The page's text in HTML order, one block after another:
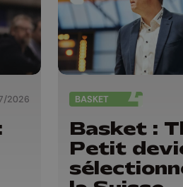
2026 BASKET
Basket :
Petit